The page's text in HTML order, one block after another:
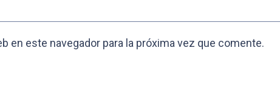
en este navegador para la próxima vez que comente.